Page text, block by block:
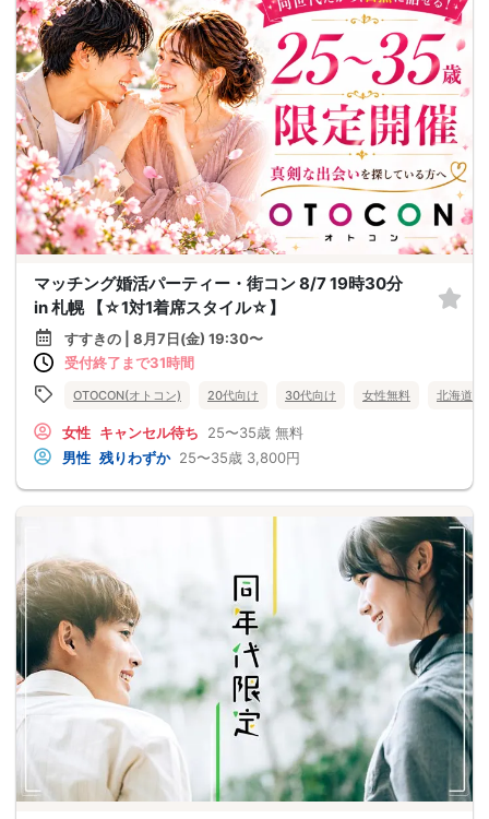
マッチング婚活パーティー・街コン 8/7 19時30分
in 札幌 【☆1対1着席スタイル☆】
すすきの | 8月7日(金) 19:30〜
受付終了まで31時間
OTOCON(オトコン) 20代向け 30代向け 女性無料 北海道
女性 キャンセル待ち 25〜35歳 無料
男性 残りわずか 25〜35歳 3,800円